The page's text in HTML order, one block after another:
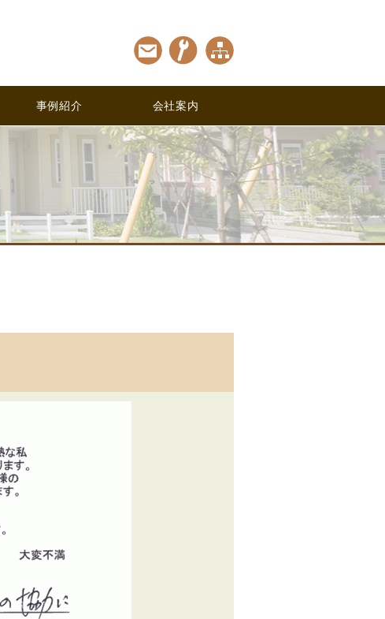
事例紹介 会社案内